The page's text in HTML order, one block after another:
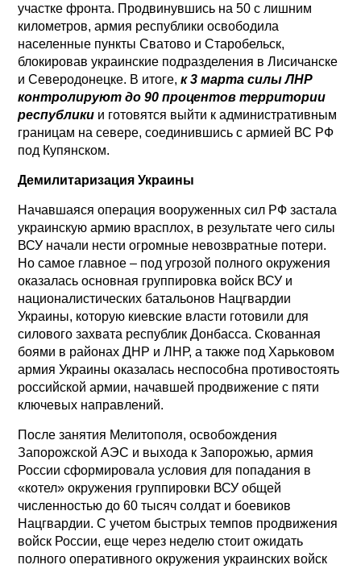
участке фронта. Продвинувшись на 50 с лишним
километров, армия республики освободила
населенные пункты Сватово и Старобельск,
блокировав украинские подразделения в Лисичанске
и Северодонецке. В итоге,к 3 марта силы ЛНР
контролируют до 90 процентов территории
республики и готовятся выйти к административным
границам на севере, соединившись с армией ВС РФ
под Купянском.
Демилитаризация Украины
Начавшаяся операция вооруженных сил РФ застала
украинскую армию врасплох, в результате чего силы
ВСУ начали нести огромные невозвратные потери.
Но самое главное – под угрозой полного окружения
оказалась основная группировка войск ВСУ и
националистических батальонов Нацгвардии
Украины, которую киевские власти готовили для
силового захвата республик Донбасса. Скованная
боями в районах ДНР и ЛНР, а также под Харьковом
армия Украины оказалась неспособна противостоять
российской армии, начавшей продвижение с пяти
ключевых направлений.
После занятия Мелитополя, освобождения
Запорожской АЭС и выхода к Запорожью, армия
России сформировала условия для попадания в
«котел» окружения группировки ВСУ общей
численностью до 60 тысяч солдат и боевиков
Нацгвардии. С учетом быстрых темпов продвижения
войск России, еще через неделю стоит ожидать
полного оперативного окружения украинских войск